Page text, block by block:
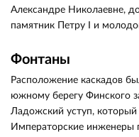
Александре Николаевне,
памятник Петру I и
Фонтаны
Расположение каскадов
южному берегу Финского
Ладожский уступ, который
Императорские инженеры